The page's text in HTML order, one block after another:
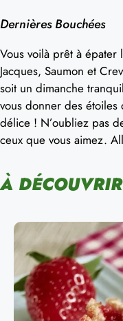
Dernières Bouchées
Vous voilà prêt à épater
Jacques, Saumon et
soit un dimanche
vous donner des étoiles
délice ! N’oubliez pas
ceux que vous aimez.
À